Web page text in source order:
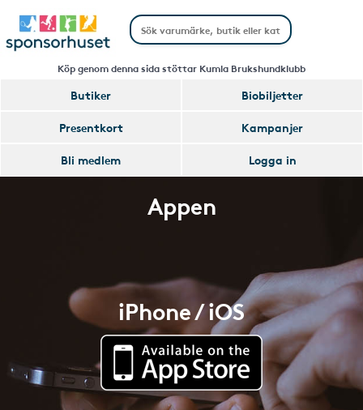
Köp genom denna sida stöttar Kumla Brukshundklubb
Butiker
Biobiljetter
Presentkort
Kampanjer
Bli medlem
Logga in
Appen
iPhone / iOS